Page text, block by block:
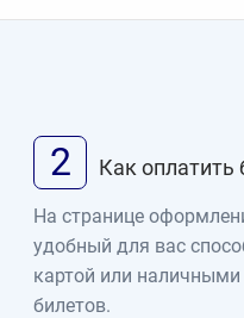
2 Как оплатить
На странице
удобный для вас
картой или наличными
билетов.